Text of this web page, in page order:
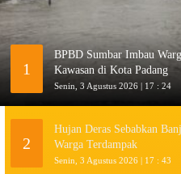
1
BPBD Sumbar Imbau
Kawasan di Kota Padang
Senin, 3 Agustus 2026 | 17 : 24
2
Hujan Deras Sebabkan
Warga Terdampak
Senin, 3 Agustus 2026 | 17 : 43